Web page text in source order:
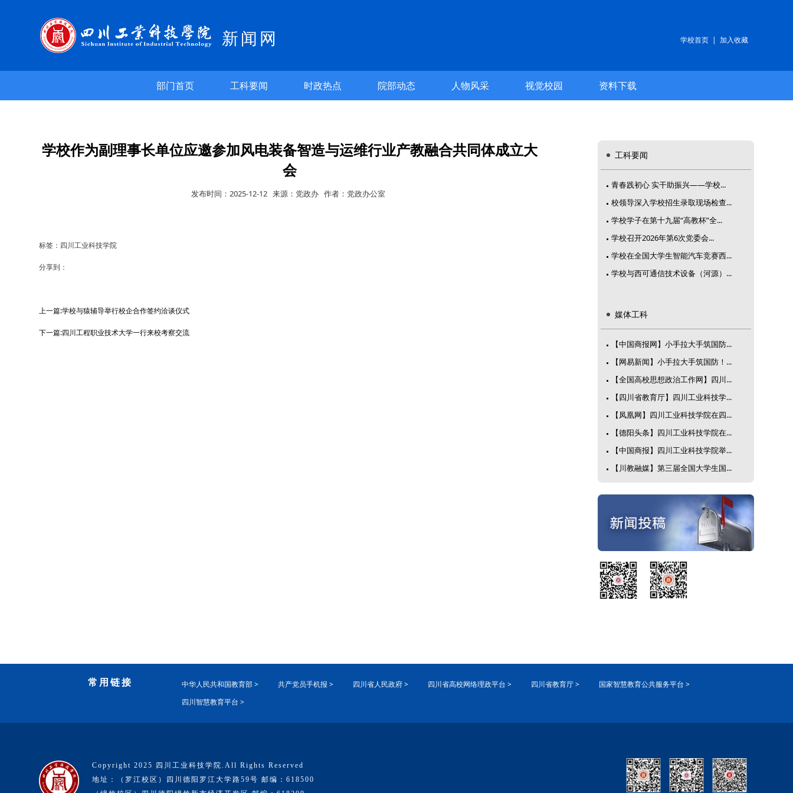
新闻网 学校首页 | 加入收藏
部门首页 工科要闻 时政热点 院部动态 人物风采 视觉校园 资料下载
学校作为副理事长单位应邀参加风电装备智造与运维行业产教融合共同体成立大
会
发布时间：2025-12-12 来源：党政办 作者：党政办公室
标签：四川工业科技学院
分享到：
上一篇:学校与猿辅导举行校企合作签约洽谈仪式
下一篇:四川工程职业技术大学一行来校考察交流
工科要闻
青春践初心 实干助振兴——学校...
校领导深入学校招生录取现场检查...
学校学子在第十九届“高教杯”全...
学校召开2026年第6次党委会...
学校在全国大学生智能汽车竞赛西...
学校与西可通信技术设备（河源）...
媒体工科
【中国商报网】小手拉大手筑国防...
【网易新闻】小手拉大手筑国防！...
【全国高校思想政治工作网】四川...
【四川省教育厅】四川工业科技学...
【凤凰网】四川工业科技学院在四...
【德阳头条】四川工业科技学院在...
【中国商报】四川工业科技学院举...
【川教融媒】第三届全国大学生国...
常用链接 中华人民共和国教育部 > 共产党员手机报 > 四川省人民政府 > 四川省高校网络理政平台 > 四川省教育厅 >
国家智慧教育公共服务平台 >
四川智慧教育平台 >
Copyright 2025 四川工业科技学院.All Rights Reserved
地址：（罗江校区）四川德阳罗江大学路59号 邮编：618500